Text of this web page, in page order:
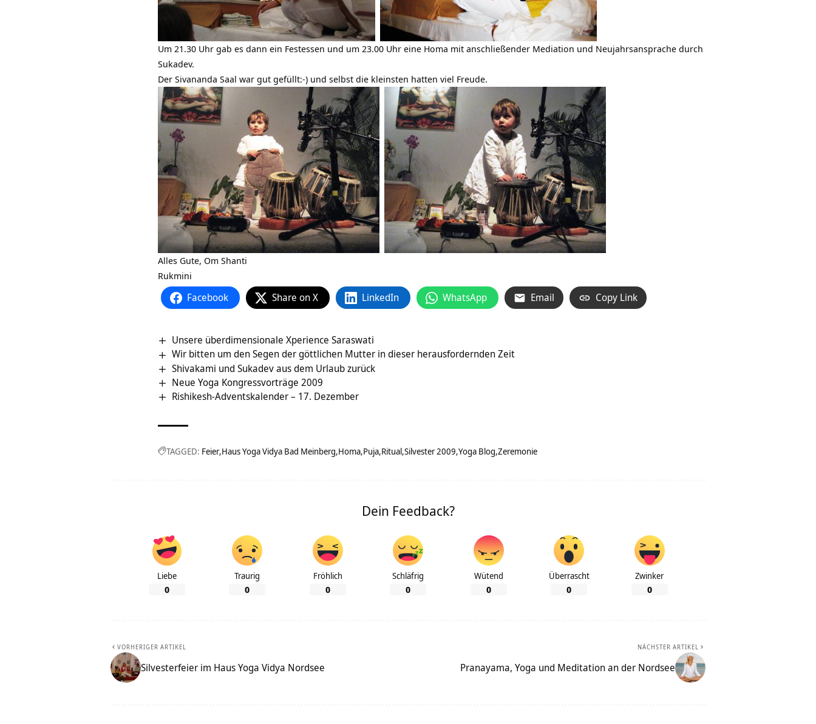
Um 21.30 Uhr gab es dann ein Festessen und um 23.00 Uhr eine Homa mit anschließender Mediation und Neujahrsansprache durch
Sukadev.
Der Sivananda Saal war gut gefüllt:-) und selbst die kleinsten hatten viel Freude.
Alles Gute, Om Shanti
Rukmini
Facebook Share on X LinkedIn WhatsApp Email Copy Link
Unsere überdimensionale Xperience Saraswati
Wir bitten um den Segen der göttlichen Mutter in dieser herausfordernden Zeit
Shivakami und Sukadev aus dem Urlaub zurück
Neue Yoga Kongressvorträge 2009
Rishikesh-Adventskalender – 17. Dezember
TAGGED: Feier Haus Yoga Vidya Bad Meinberg Homa Puja Ritual Silvester 2009 Yoga Blog Zeremonie
Dein Feedback?
Liebe
0
Traurig
0
Fröhlich
0
Schläfrig
0
Wütend
0
Überrascht
0
Zwinker
0
VORHERIGER ARTIKEL
Silvesterfeier im Haus Yoga Vidya Nordsee
NÄCHSTER ARTIKEL
Pranayama, Yoga und Meditation an der Nordsee